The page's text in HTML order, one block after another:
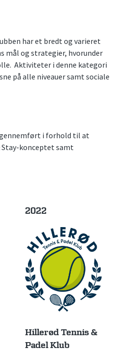
har et bredt og varieret
mål og strategier, hvorunder
Aktiviteter i denne kategori
på alle niveauer samt sociale
i forhold til at
konceptet samt
2022
Hillerød Tennis &
Padel Klub